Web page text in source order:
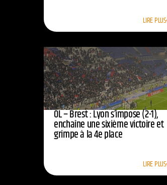
LIRE PLUS
OL – Brest : Lyon s’impose (2-1),
enchaîne une sixième victoire et
grimpe à la 4e place
LIRE PLUS